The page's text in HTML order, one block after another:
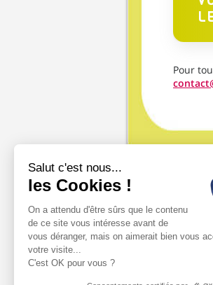
Pour
105, Boulevard
CS 60169 -
tél. : 02 51 62 31
Salut c'est nous...
les Cookies !
On a attendu d'être sûrs que le contenu
de ce site vous intéresse avant de
vous déranger, mais on aimerait bien vous
votre visite...
C'est OK pour vous ?